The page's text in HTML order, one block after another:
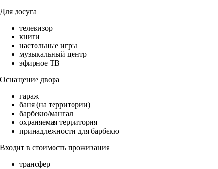
Для досуга
телевизор
книги
настольные игры
музыкальный центр
эфирное ТВ
Оснащение двора
гараж
баня (на территории)
барбекю/мангал
охраняемая территория
принадлежности для барбекю
Входит в стоимость проживания
трансфер